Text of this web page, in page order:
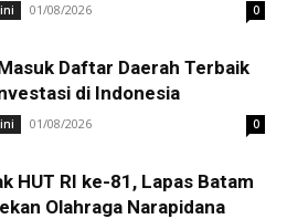
01/08/2026 0
Daftar Daerah Terbaik
di Indonesia
01/08/2026 0
HUT RI ke-81, Lapas Batam
Olahraga Narapidana